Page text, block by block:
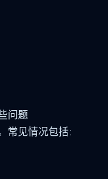
问题
常见情况包括: